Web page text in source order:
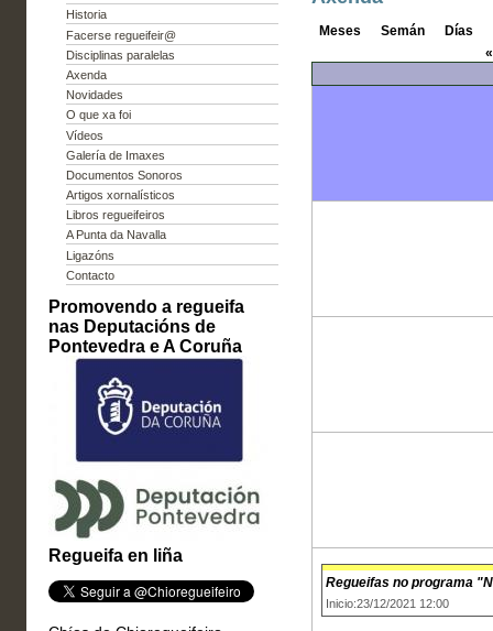
Historia
Facerse regueifeir@
Disciplinas paralelas
Axenda
Novidades
O que xa foi
Vídeos
Galería de Imaxes
Documentos Sonoros
Artigos xornalísticos
Libros regueifeiros
A Punta da Navalla
Ligazóns
Contacto
Promovendo a regueifa
nas Deputacións de
Pontevedra e A Coruña
Regueifa en liña
Meses Semán Días
«
Regueifas no programa
Inicio:23/12/2021 12:00